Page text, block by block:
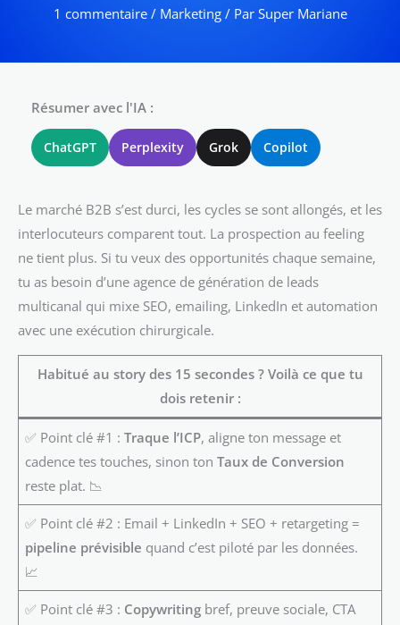
1 commentaire / Marketing/ Par Super Mariane
Résumer avec l'IA :
ChatGPT Perplexity Grok Copilot
Le marché B2B s’est durci, les cycles se sont allongés, et les
interlocuteurs comparent tout. La prospection au feeling
ne tient plus. Si tu veux des opportunités chaque semaine,
tu as besoin d’une agence de génération de leads
multicanal qui mixe SEO, emailing, LinkedIn et automation
avec une exécution chirurgicale.
Habitué au story des 15 secondes ? Voilà ce que tu
dois retenir :
✅ Point clé #1 :Traque l’ICP, aligne ton message et
cadence tes touches, sinon tonTaux de Conversion
reste plat. 📉
✅ Point clé #2 : Email + LinkedIn + SEO + retargeting =
pipeline prévisible quand c’est piloté par les données.
📈
✅ Point clé #3 : Copywriting bref, preuve sociale, CTA